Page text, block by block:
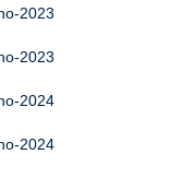
2023
2023
2024
2024